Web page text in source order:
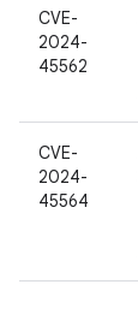
CVE-
2024-
45562
CVE-
2024-
45564